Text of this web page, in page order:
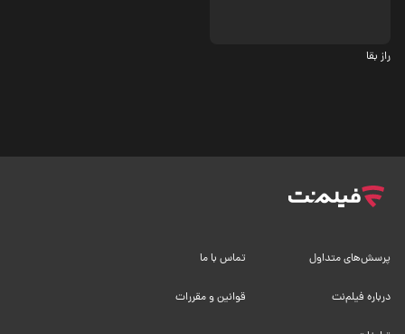
راز بقا
پرسش‌های متداول تماس با ما
درباره فیلم‌نت قوانین و مقررات